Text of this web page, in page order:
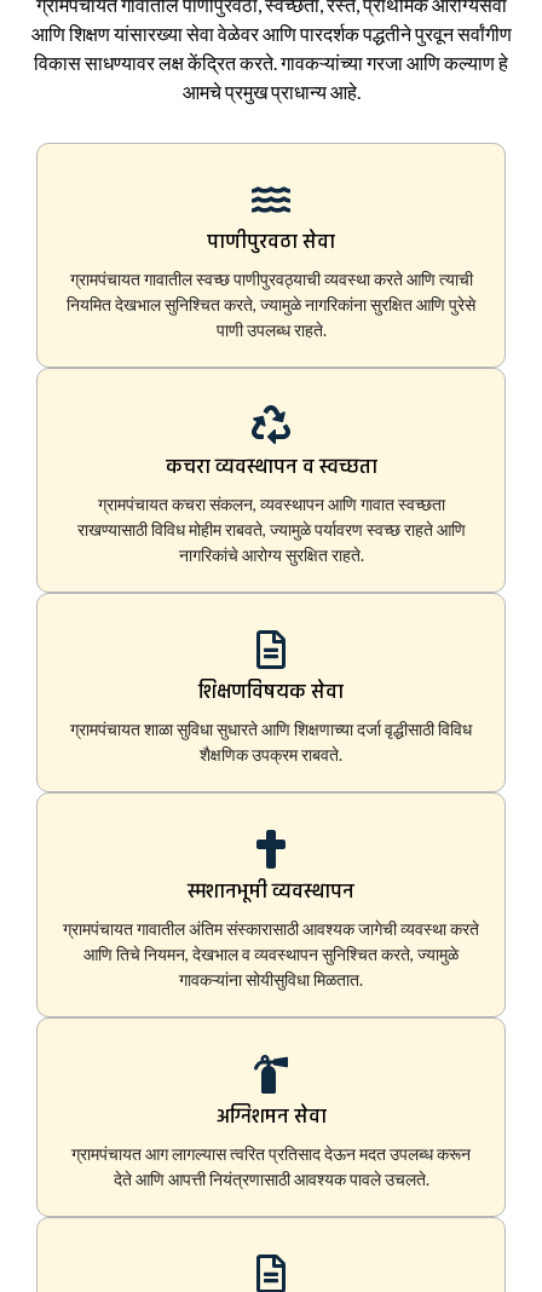
आणि शिक्षण यांसारख्या सेवा वेळेवर आणि पारदर्शक पद्धतीने पुरवून सर्वांगीण
विकास साधण्यावर लक्ष केंद्रित करते. गावकऱ्यांच्या गरजा आणि कल्याण हे
आमचे प्रमुख प्राधान्य आहे.
पाणीपुरवठा सेवा
ग्रामपंचायत गावातील स्वच्छ पाणीपुरवठ्याची व्यवस्था करते आणि त्याची
नियमित देखभाल सुनिश्चित करते, ज्यामुळे नागरिकांना सुरक्षित आणि पुरेसे
पाणी उपलब्ध राहते.
कचरा व्यवस्थापन व स्वच्छता
ग्रामपंचायत कचरा संकलन, व्यवस्थापन आणि गावात स्वच्छता
राखण्यासाठी विविध मोहीम राबवते, ज्यामुळे पर्यावरण स्वच्छ राहते आणि
नागरिकांचे आरोग्य सुरक्षित राहते.
शिक्षणविषयक सेवा
ग्रामपंचायत शाळा सुविधा सुधारते आणि शिक्षणाच्या दर्जा वृद्धीसाठी विविध
शैक्षणिक उपक्रम राबवते.
स्मशानभूमी व्यवस्थापन
ग्रामपंचायत गावातील अंतिम संस्कारासाठी आवश्यक जागेची व्यवस्था करते
आणि तिचे नियमन, देखभाल व व्यवस्थापन सुनिश्चित करते, ज्यामुळे
गावकऱ्यांना सोयीसुविधा मिळतात.
अग्निशमन सेवा
ग्रामपंचायत आग लागल्यास त्वरित प्रतिसाद देऊन मदत उपलब्ध करून
देते आणि आपत्ती नियंत्रणासाठी आवश्यक पावले उचलते.